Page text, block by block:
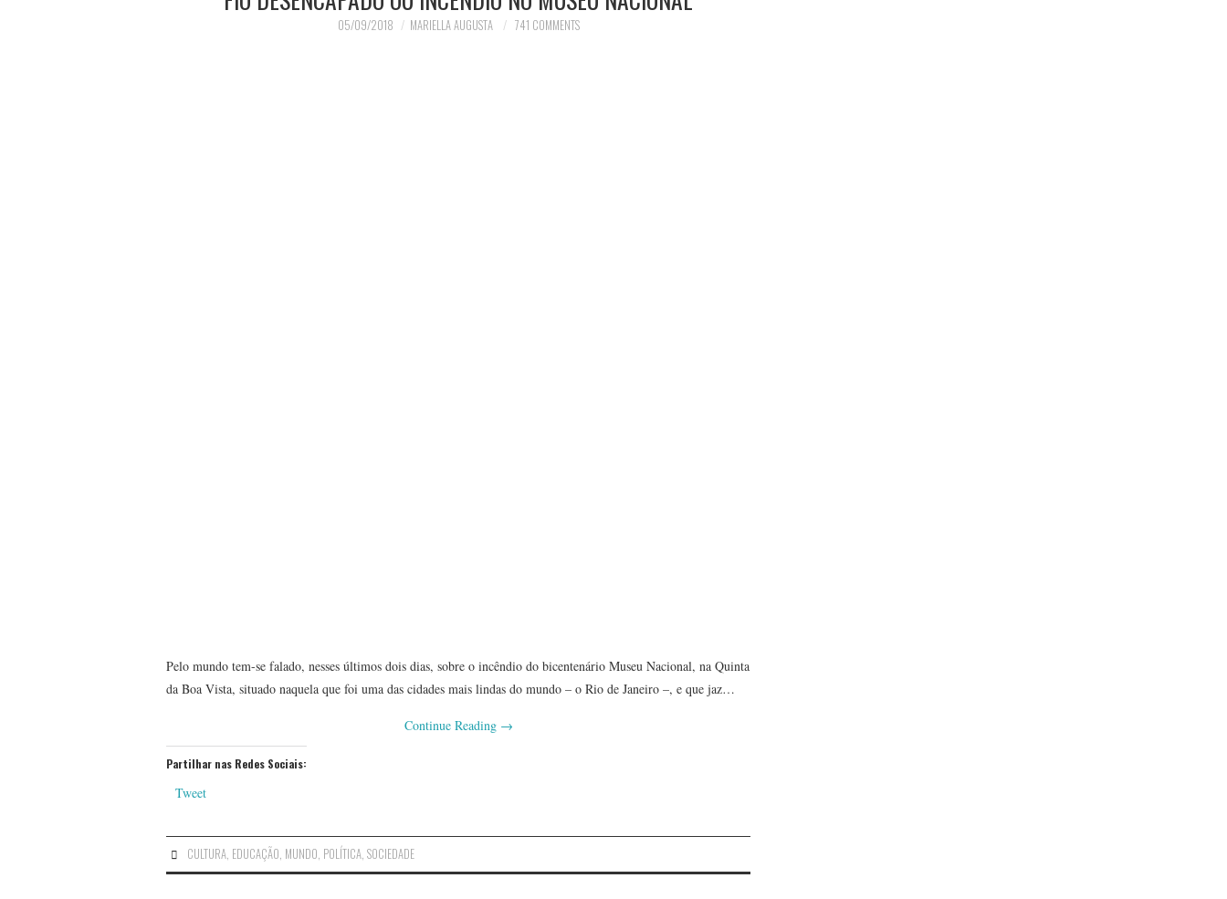
05/09/2018 MARIELLA AUGUSTA 741 COMMENTS
Pelo mundo tem-se falado, nesses últimos dois dias, sobre o incêndio do bicentenário Museu Nacional, na Quinta
da Boa Vista, situado naquela que foi uma das cidades mais lindas do mundo – o Rio de Janeiro –, e que jaz…
Continue Reading →
Partilhar nas Redes Sociais:
Tweet
CULTURA, EDUCAÇÃO, MUNDO, POLÍTICA,SOCIEDADE